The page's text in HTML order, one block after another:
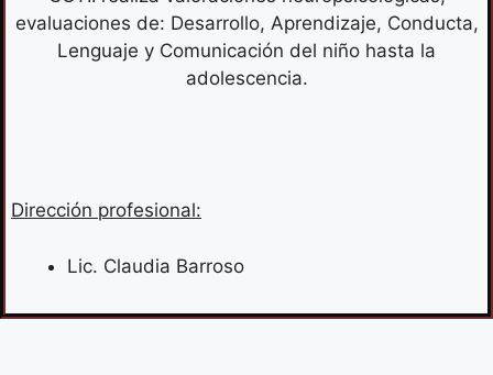
evaluaciones de: Desarrollo, Aprendizaje, Conducta,
Lenguaje y Comunicación del niño hasta la
adolescencia.
Dirección profesional:
Lic. Claudia Barroso